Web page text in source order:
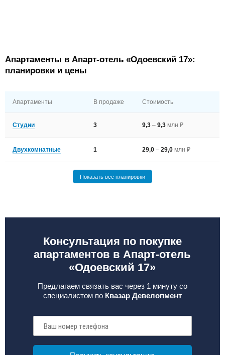
Апартаменты в Апарт-отель «Одоевский 17»:
планировки и цены
Апартаменты В продаже Стоимость
Студии 3 9,3– 9,3млн ₽
Двухкомнатные 1 29,0– 29,0млн ₽
Показать все планировки
Консультация по покупке
апартаментов в Апарт-отель
«Одоевский 17»
Предлагаем связать вас через 1 минуту со
специалистом по Квазар Девелопмент